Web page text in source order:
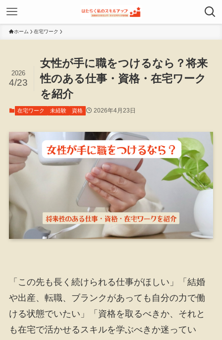
ホーム 在宅ワーク
女性が手に職をつけるなら？将来
性のある仕事・資格・在宅ワーク
を紹介
2026
4/23
在宅ワーク 未経験 資格 2026年4月23日
「この先も長く続けられる仕事がほしい」「結婚
や出産、転職、ブランクがあっても自分の力で働
ける状態でいたい」「資格を取るべきか、それと
も在宅で活かせるスキルを学ぶべきか迷ってい